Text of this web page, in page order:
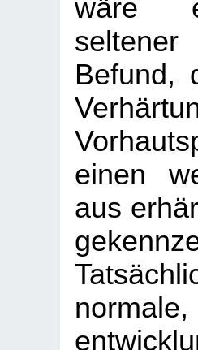
wäre
seltener
Befund,
einen
aus
normale,